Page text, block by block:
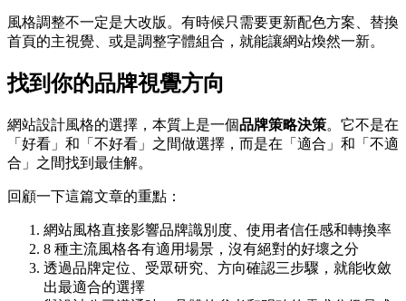
風格調整不一定是大改版。有時候只需要更新配色方案、替換
首頁的主視覺、或是調整字體組合，就能讓網站煥然一新。
找到你的品牌視覺方向
網站設計風格的選擇，本質上是一個品牌策略決策。它不是在
「好看」和「不好看」之間做選擇，而是在「適合」和「不適
合」之間找到最佳解。
回顧一下這篇文章的重點：
網站風格直接影響品牌識別度、使用者信任感和轉換率
8 種主流風格各有適用場景，沒有絕對的好壞之分
透過品牌定位、受眾研究、方向確認三步驟，就能收斂
出最適合的選擇